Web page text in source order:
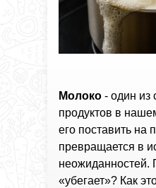
Молоко - один
продуктов в
его поставить на
превращается в
неожиданностей.
«убегает»? Как